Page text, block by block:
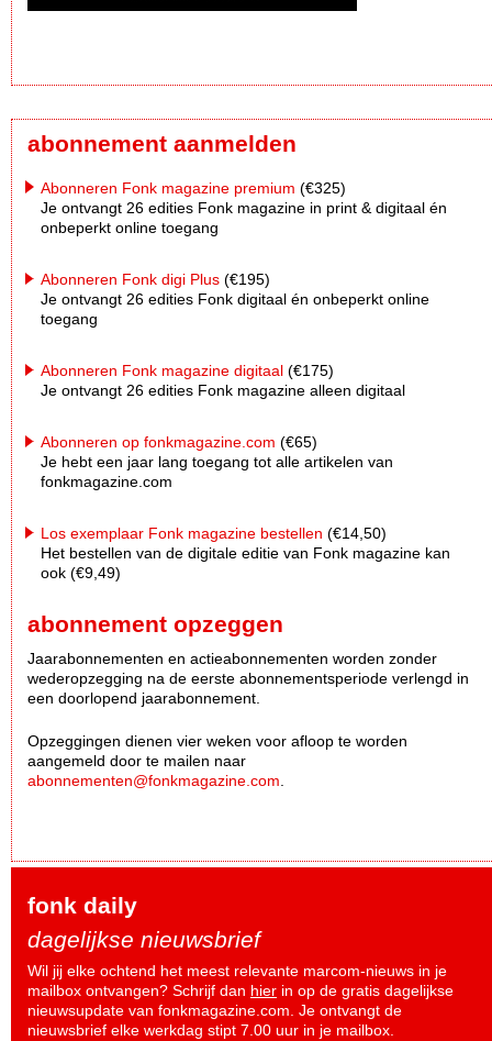
abonnement aanmelden
Abonneren Fonk magazine premium (€325)
Je ontvangt 26 edities Fonk magazine in print & digitaal én
onbeperkt online toegang
Abonneren Fonk digi Plus (€195)
Je ontvangt 26 edities Fonk digitaal én onbeperkt online
toegang
Abonneren Fonk magazine digitaal (€175)
Je ontvangt 26 edities Fonk magazine alleen digitaal
Abonneren op fonkmagazine.com (€65)
Je hebt een jaar lang toegang tot alle artikelen van
fonkmagazine.com
Los exemplaar Fonk magazine bestellen (€14,50)
Het bestellen van de digitale editie van Fonk magazine kan
ook (€9,49)
abonnement opzeggen
Jaarabonnementen en actieabonnementen worden zonder
wederopzegging na de eerste abonnementsperiode verlengd in
een doorlopend jaarabonnement.
Opzeggingen dienen vier weken voor afloop te worden
aangemeld door te mailen naar
abonnementen@fonkmagazine.com.
fonk daily
dagelijkse nieuwsbrief
Wil jij elke ochtend het meest relevante marcom-nieuws in je
mailbox ontvangen? Schrijf dan hier in op de gratis dagelijkse
nieuwsupdate van fonkmagazine.com. Je ontvangt de
nieuwsbrief elke werkdag stipt 7.00 uur in je mailbox.